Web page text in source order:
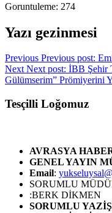
Goruntuleme: 274
Yazı gezinmesi
Previous Previous post:
Next Next post: İBB Şehir
Gülümserim” Prömiyerini
Tesçilli Loğomuz
AVRASYA
GENEL YAYIN
Email:
SORUMLU
:BERK DİKMEN
SORUMLU